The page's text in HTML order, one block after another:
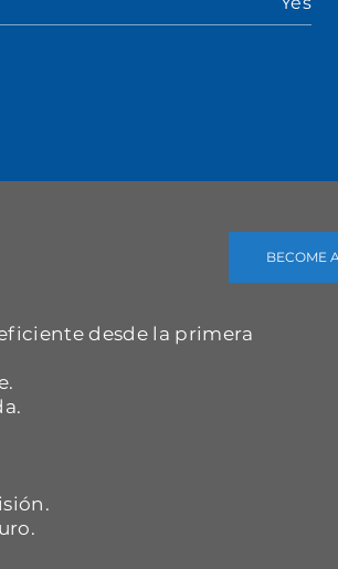
BECOME
desde la primera